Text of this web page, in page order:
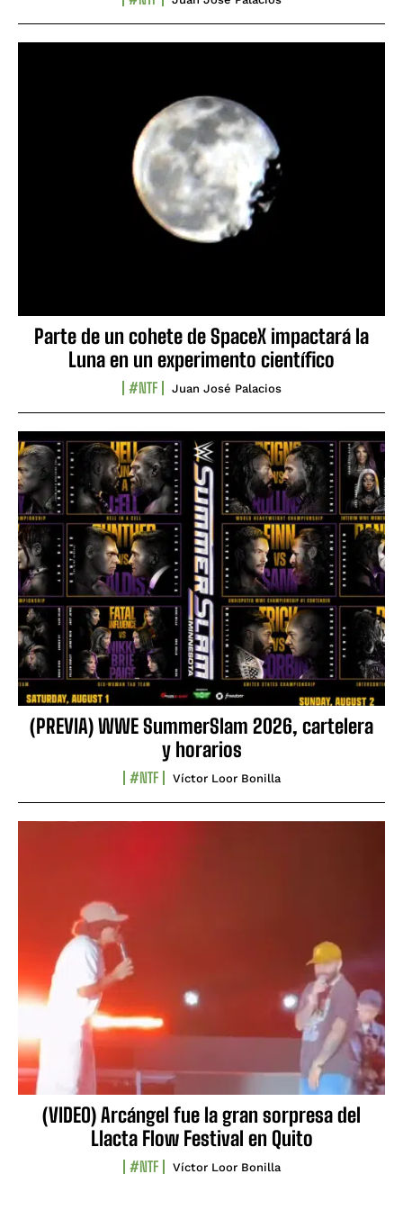
Parte de un cohete de SpaceX impactará la
Luna en un experimento científico
#NTF Juan José Palacios
(PREVIA) WWE SummerSlam 2026, cartelera
y horarios
#NTF Víctor Loor Bonilla
(VIDEO) Arcángel fue la gran sorpresa del
Llacta Flow Festival en Quito
#NTF Víctor Loor Bonilla